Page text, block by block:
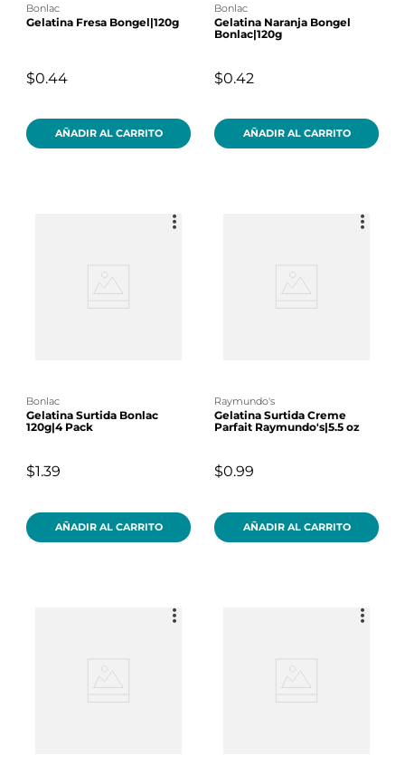
bonlac
Gelatina Fresa Bongel|120g
$0.44
AÑADIR AL CARRITO
bonlac
Gelatina Naranja Bongel
Bonlac|120g
$0.42
AÑADIR AL CARRITO
bonlac
Gelatina Surtida Bonlac
120g|4 Pack
$1.39
AÑADIR AL CARRITO
raymundo's
Gelatina Surtida Creme
Parfait Raymundo's|5.5 oz
$0.99
AÑADIR AL CARRITO